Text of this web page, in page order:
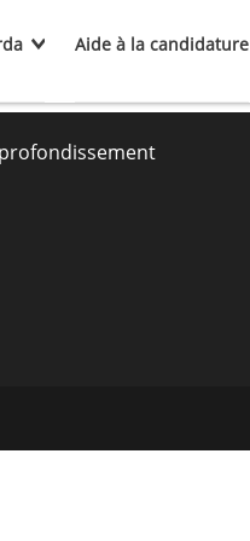
Aide à la candidature